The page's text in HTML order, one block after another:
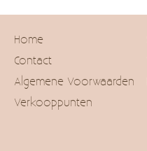
Home
Contact
Algemene Voorwaarden
Verkooppunten